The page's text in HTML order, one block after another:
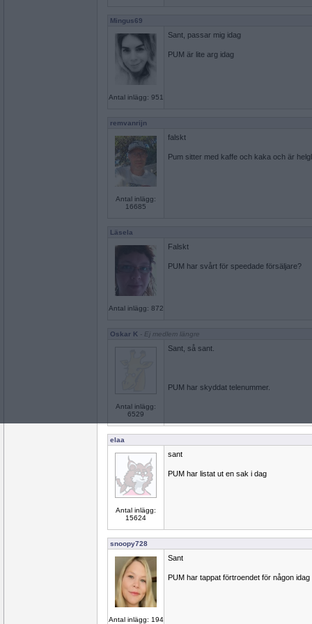
Mingus69
Antal inlägg: 951
Sant, passar mig idag
PUM är lite arg idag
remvanrijn
Antal inlägg:
16685
falskt
Pum sitter med kaffe och kaka och är
Läsela
Antal inlägg: 872
Falskt
PUM har svårt för speedade försäljare?
Oskar K - Ej medlem längre
Antal inlägg:
6529
Sant, så sant.
PUM har skyddat telenummer.
elaa
Antal inlägg:
15624
sant
PUM har listat ut en sak i dag
snoopy728
Antal inlägg: 194
Sant
PUM har tappat förtroendet för någon idag